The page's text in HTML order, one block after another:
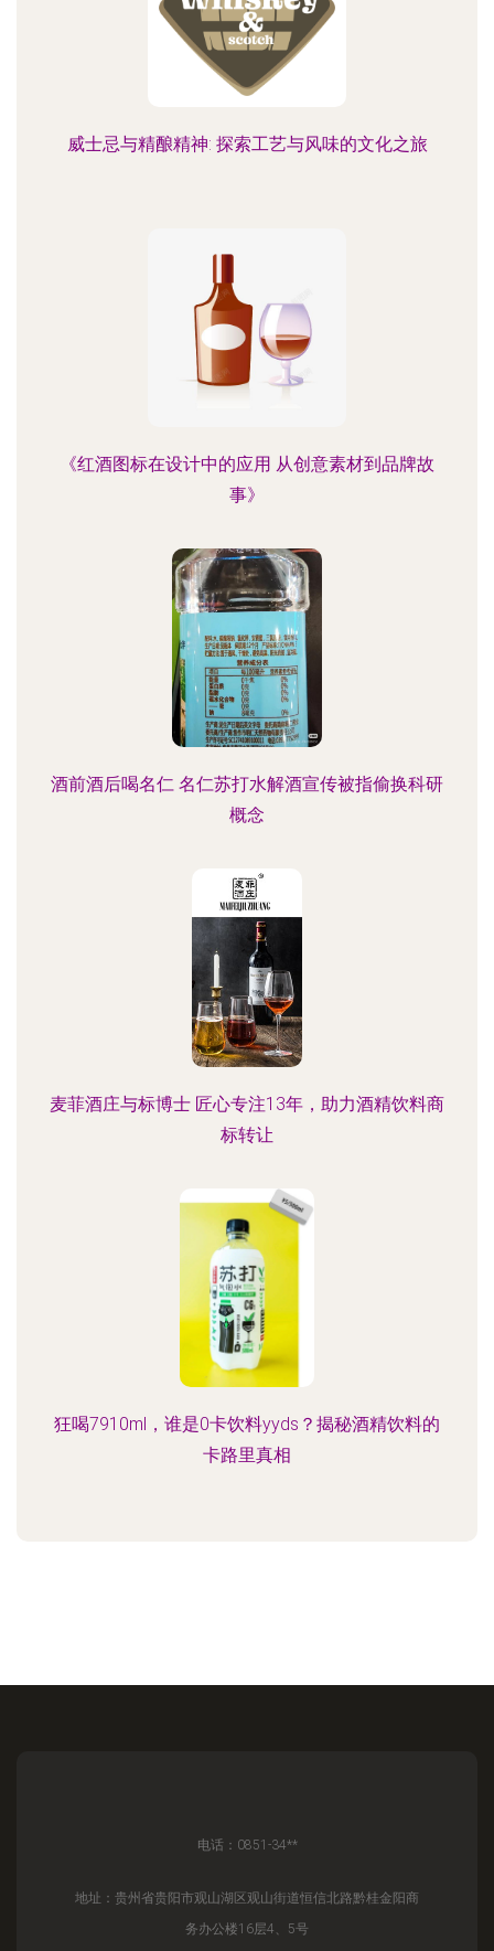
威士忌与精酿精神: 探索工艺与风味的文化之旅
《红酒图标在设计中的应用 从创意素材到品牌故
事》
酒前酒后喝名仁 名仁苏打水解酒宣传被指偷换科研
概念
麦菲酒庄与标博士 匠心专注13年，助力酒精饮料商
标转让
狂喝7910ml，谁是0卡饮料yyds？揭秘酒精饮料的
卡路里真相
电话：0851-34**
地址：贵州省贵阳市观山湖区观山街道恒信北路黔桂金阳商
务办公楼16层4、5号